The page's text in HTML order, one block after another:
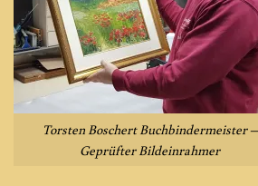
Torsten Boschert Buchbindermeister –
Geprüfter Bildeinrahmer